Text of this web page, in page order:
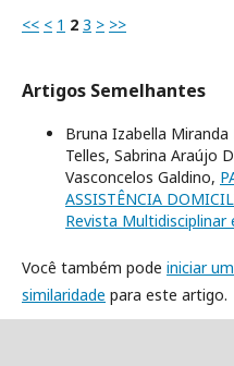
<< < 1 2 3 > >>
Artigos Semelhantes
Bruna Izabella
Telles, Sabrina Araújo
Vasconcelos Galdino,
ASSISTÊNCIA
Revista Multidisciplinar
Você também pode iniciar
similaridade para este artigo.